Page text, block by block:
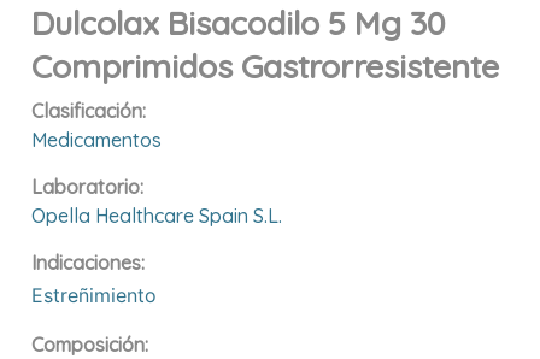
Dulcolax Bisacodilo 5 Mg 30
Comprimidos Gastrorresistente
Clasificación:
Medicamentos
Laboratorio:
Opella Healthcare Spain S.l.
Indicaciones:
Estreñimiento
Composición: